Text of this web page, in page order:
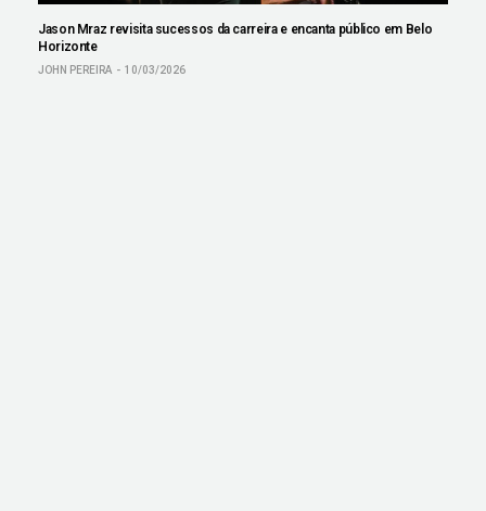
Jason Mraz revisita sucessos da carreira e encanta público em Belo
Horizonte
JOHN PEREIRA 10/03/2026